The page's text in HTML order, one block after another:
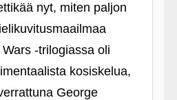
nyt, miten paljon
‑trilogiassa oli
kosiskelua,
George